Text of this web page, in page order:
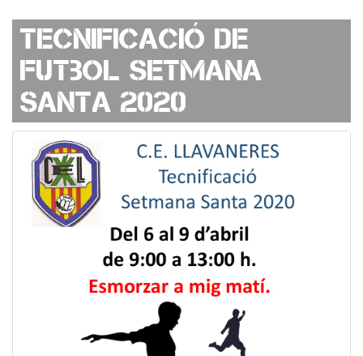
Tecnificació de
futbol Setmana
Santa 2020